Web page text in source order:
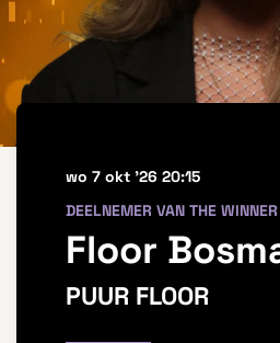
Floor
PUUR FLOOR
DEELNEMER VAN THE
wo 7 okt '26 20:15